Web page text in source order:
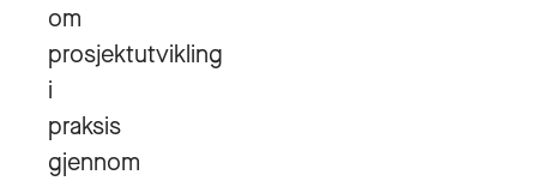
om
prosjektutvikling
i
praksis
gjennom